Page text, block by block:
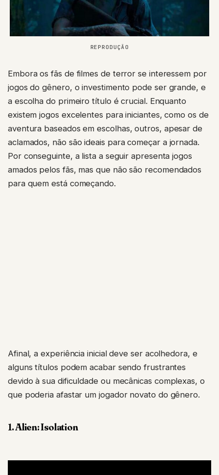
REPRODUÇÃO
Embora os fãs de filmes de terror se interessem por
jogos do gênero, o investimento pode ser grande, e
a escolha do primeiro título é crucial. Enquanto
existem jogos excelentes para iniciantes, como os de
aventura baseados em escolhas, outros, apesar de
aclamados, não são ideais para começar a jornada.
Por conseguinte, a lista a seguir apresenta jogos
amados pelos fãs, mas que não são recomendados
para quem está começando.
Afinal, a experiência inicial deve ser acolhedora, e
alguns títulos podem acabar sendo frustrantes
devido à sua dificuldade ou mecânicas complexas, o
que poderia afastar um jogador novato do gênero.
1. Alien: Isolation